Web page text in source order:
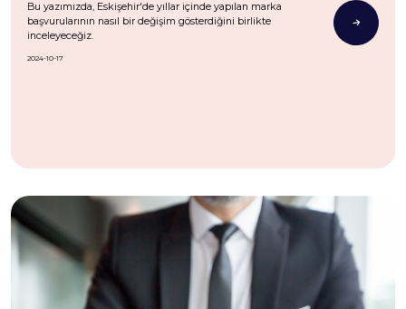
Bu yazımızda, Eskişehir'de yıllar içinde yapılan marka
başvurularının nasıl bir değişim gösterdiğini birlikte
inceleyeceğiz.
2024-10-17